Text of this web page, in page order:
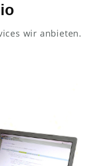
wir anbieten.